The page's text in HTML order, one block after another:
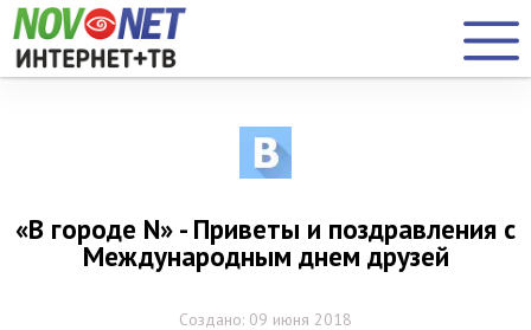
«В городе N» - Приветы и поздравления с
Международным днем друзей
Создано: 09 июня 2018